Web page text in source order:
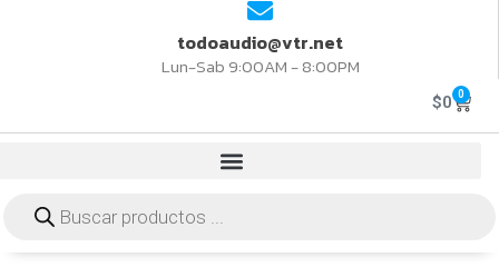
todoaudio@vtr.net
Lun-Sab 9:00AM - 8:00PM
$0 0